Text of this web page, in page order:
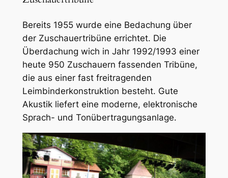
Bereits 1955 wurde eine Bedachung über
der Zuschauertribüne errichtet. Die
Überdachung wich in Jahr 1992/1993 einer
heute 950 Zuschauern fassenden Tribüne,
die aus einer fast freitragenden
Leimbinderkonstruktion besteht. Gute
Akustik liefert eine moderne, elektronische
Sprach- und Tonübertragungsanlage.